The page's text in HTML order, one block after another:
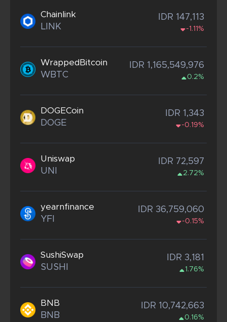
Chainlink
LINK
IDR 147,113
-1.11%
WrappedBitcoin
WBTC
IDR 1,165,549,976
0.2%
DOGECoin
DOGE
IDR 1,343
-0.19%
Uniswap
UNI
IDR 72,597
2.72%
yearnfinance
YFI
IDR 36,759,060
-0.15%
SushiSwap
SUSHI
IDR 3,181
1.76%
BNB
BNB
IDR 10,742,663
0.16%